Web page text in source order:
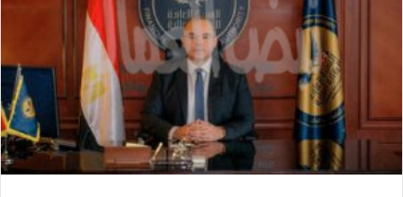
ي
د
ا
إ
ل